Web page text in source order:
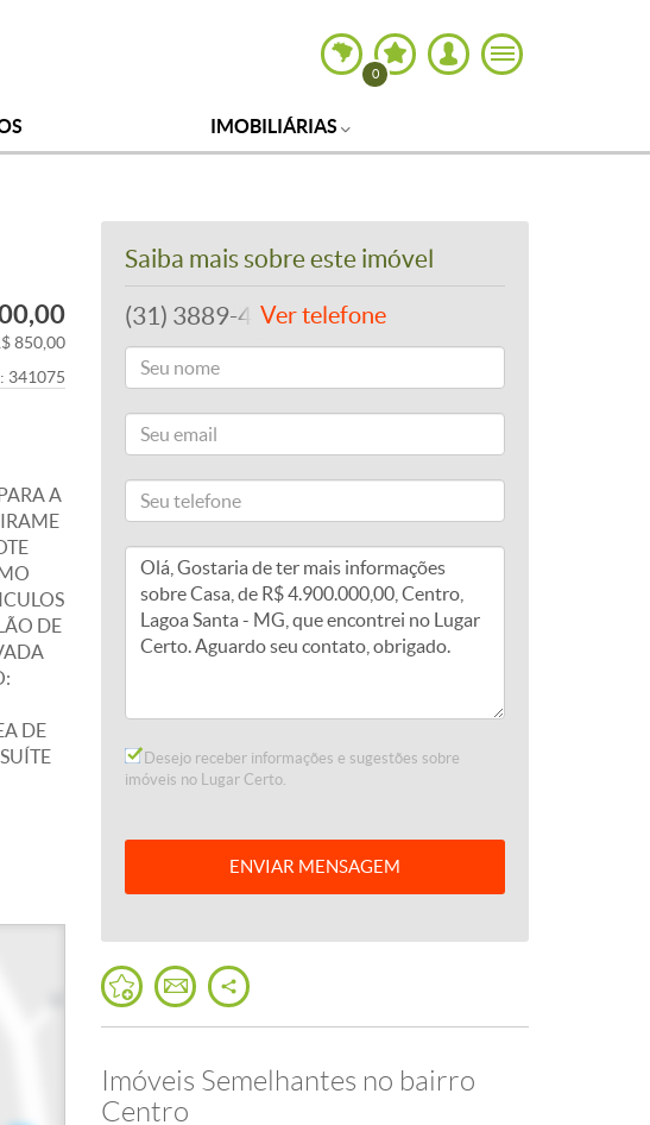
0
IMOBILIÁRIAS
850,00
341075
A
DE
DE
Saiba mais sobre este imóvel
(31) 3889-4765Ver telefone
Desejo receber informações e sugestões sobre
imóveis no Lugar Certo.
ENVIAR MENSAGEM
Imóveis Semelhantes no bairro
Centro